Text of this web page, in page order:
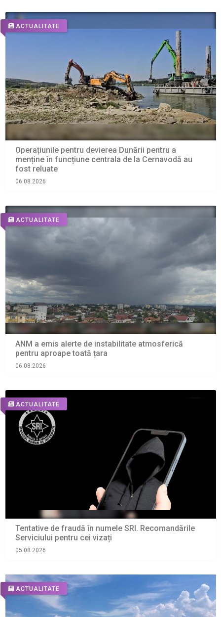
ACTUALITATE
Operațiunile pentru devierea Dunării pentru a
menține în funcțiune centrala de la Cernavodă au
fost reluate
06.08.2026
ACTUALITATE
ANM a emis alerte de instabilitate atmosferică
pentru aproape toată țara
06.08.2026
ACTUALITATE
Tentative de fraudă în numele SRI. Recomandările
Serviciului pentru cei vizați
05.08.2026
ACTUALITATE